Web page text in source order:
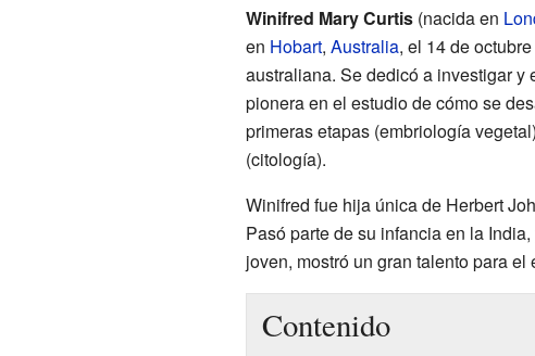
Winifred Mary Curtis(nacida en
en Hobart, Australia, el 14 de
australiana. Se dedicó a investigar
pionera en el estudio de cómo se
primeras etapas (embriología
(citología).
Winifred fue hija única de Herbert
Pasó parte de su infancia en la
joven, mostró un gran talento para el
Contenido